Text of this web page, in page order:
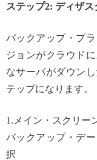
ステップ2: ディザス
バックアップ・プ
ジョンがクラウド
なサーバがダウン
テップになります。
1.メイン・スクリー
バックアップ・デ
択